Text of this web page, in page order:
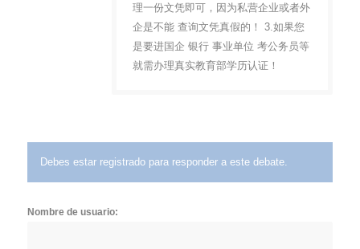
理一份文凭即可，因为私营企业或者外
企是不能 查询文凭真假的！ 3.如果您
是要进国企 银行 事业单位 考公务员等
就需办理真实教育部学历认证！
Debes estar registrado para responder a este debate.
Nombre de usuario: